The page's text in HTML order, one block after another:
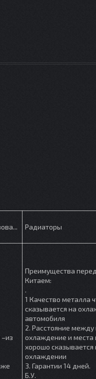
Радиаторы
Преимущества
Китаем:
.
1 Качество металла
сказывается на
автомобиля
2. Расстояние
охлаждение и места
хорошо сказывается
охлаждении
3. Гарантии 14 дней.
Б.У.